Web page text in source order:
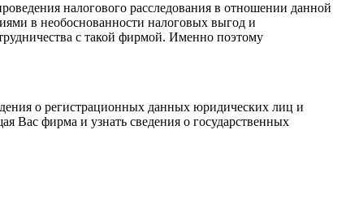
налогового расследования в отношении данной
в необоснованности налоговых выгод и
с такой фирмой. Именно поэтому
о регистрационных данных юридических лиц и
Вас фирма и узнать сведения о государственных